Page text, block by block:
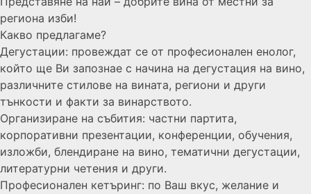
региона изби!
Какво предлагаме?
Дегустации: провеждат се от професионален енолог,
който ще Ви запознае с начина на дегустация на вино,
различните стилове на вината, региони и други
тънкости и факти за винарството.
Организиране на събития: частни партита,
корпоративни презентации, конференции, обучения,
изложби, блендиране на вино, тематични дегустации,
литературни четения и други.
Професионален кетъринг: по Ваш вкус, желание и